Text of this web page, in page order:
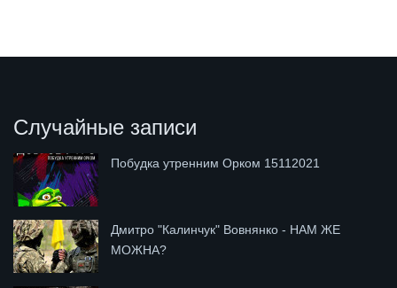
Случайные записи
Побудка утренним Орком 15112021
Дмитро "Калинчук" Вовнянко - НАМ ЖЕ
МОЖНА?